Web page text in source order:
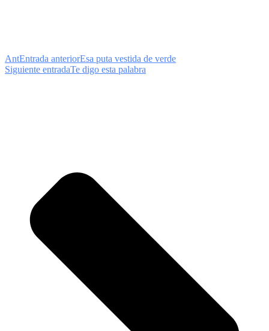
AntEntrada anteriorEsa puta vestida de verde
Siguiente entradaTe digo esta palabra